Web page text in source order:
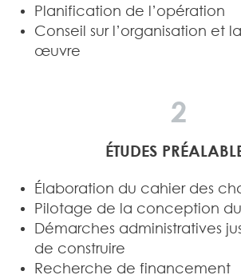
Planification de l’opération
Conseil sur l’organisation et
œuvre
2
ÉTUDES
Élaboration du cahier des
Pilotage de la conception
Démarches administratives
de construire
Recherche de financement